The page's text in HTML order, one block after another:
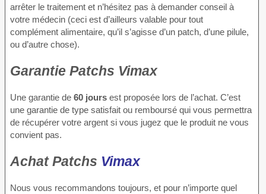
arrêter le traitement et n’hésitez pas à demander conseil à
votre médecin (ceci est d’ailleurs valable pour tout
complément alimentaire, qu’il s’agisse d’un patch, d’une pilule,
ou d’autre chose).
Garantie Patchs Vimax
Une garantie de 60 jours est proposée lors de l’achat. C’est
une garantie de type satisfait ou remboursé qui vous permettra
de récupérer votre argent si vous jugez que le produit ne vous
convient pas.
Achat Patchs Vimax
Nous vous recommandons toujours, et pour n’importe quel